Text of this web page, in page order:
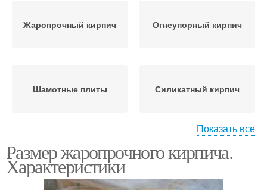
Жаропрочный кирпич Огнеупорный кирпич
Шамотные плиты Силикатный кирпич
Термостойкий кирпич Кирпич для цоколя
Показать все
Размер жаропрочного кирпича.
Характеристики